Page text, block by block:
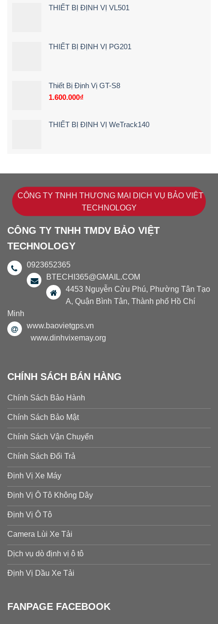
Rẻ
–xe
THIẾT BỊ ĐỊNH VỊ VL501
THIẾT BỊ ĐỊNH VỊ PG201
Thiết Bị Định Vị GT-S8
1.600.000₫
THIẾT BỊ ĐỊNH VỊ WeTrack140
CÔNG TY TNHH THƯƠNG MẠI DỊCH VỤ BẢO VIỆT
TECHNOLOGY
CÔNG TY TNHH TMDV BẢO VIỆT
TECHNOLOGY
0923652365
BTECHI365@GMAIL.COM
4453 Nguyễn Cửu Phú, Phường Tân Tạo
A, Quận Bình Tân, Thành phố Hồ Chí
Minh
www.baovietgps.vn
www.dinhvixemay.org
CHÍNH SÁCH BÁN HÀNG
Chính Sách Bảo Hành
Chính Sách Bảo Mật
Chính Sách Vận Chuyển
Chính Sách Đổi Trả
Định Vị Xe Máy
Định Vị Ô Tô Không Dây
Định Vị Ô Tô
Camera Lùi Xe Tải
Dịch vụ dò định vị ô tô
Định Vị Dầu Xe Tải
FANPAGE FACEBOOK